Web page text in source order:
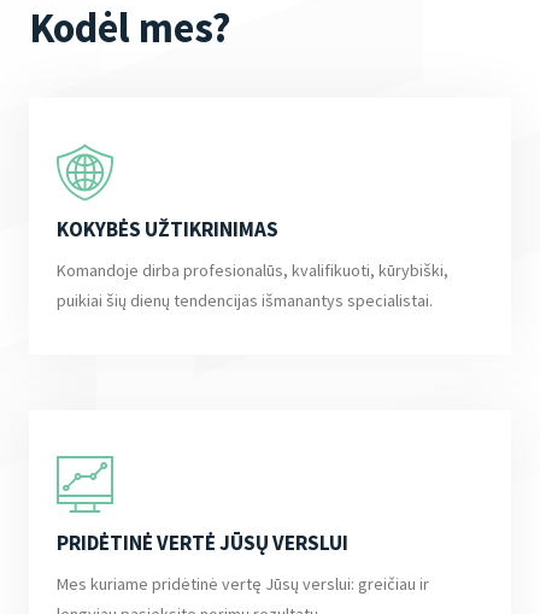
Kodėl mes?
KOKYBĖS UŽTIKRINIMAS
Komandoje dirba profesionalūs, kvalifikuoti, kūrybiški,
puikiai šių dienų tendencijas išmanantys specialistai.
PRIDĖTINĖ VERTĖ JŪSŲ VERSLUI
Mes kuriame pridėtinė vertę Jūsų verslui: greičiau ir